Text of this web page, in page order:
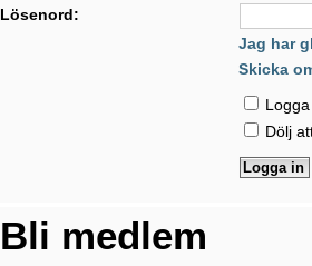
Lösenord:
Jag har
Skicka
Dölj
Bli medlem